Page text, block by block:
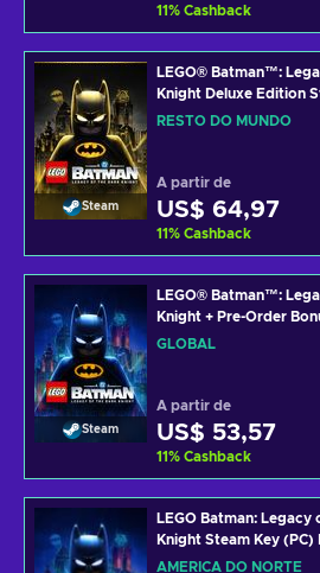
11% Cashback
Steam
LEGO® Batman™:
Knight Deluxe Edition
ROW
RESTO DO MUNDO
A partir de
US$ 64,97
11% Cashback
Steam
LEGO® Batman™:
Knight + Pre-Order
(PC) GLOBAL
GLOBAL
A partir de
US$ 53,57
11% Cashback
LEGO Batman: Legacy
Knight Steam Key (PC)
AMERICA
AMÉRICA DO NORTE